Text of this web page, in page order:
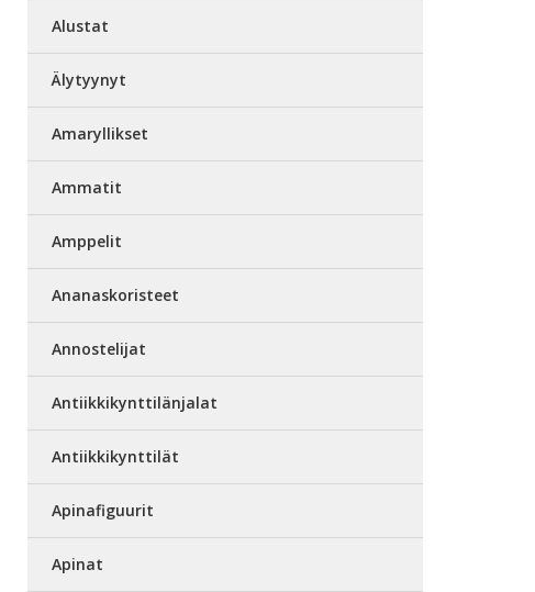
Alustat
Älytyynyt
Amaryllikset
Ammatit
Amppelit
Ananaskoristeet
Annostelijat
Antiikkikynttilänjalat
Antiikkikynttilät
Apinafiguurit
Apinat